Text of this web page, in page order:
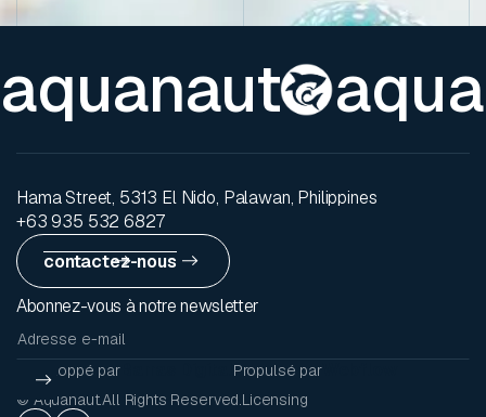
aquanaut
Hama Street, 5313 El Nido, Palawan, Philippines
+63 935 532 6827
contactez-nous
Abonnez-vous à notre newsletter
Développé parBarras Digital Propulsé parWebflow
© Aquanaut.All Rights Reserved.Licensing